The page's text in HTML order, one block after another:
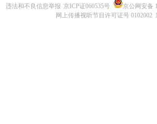
违法和不良信息举报 京ICP证060535号
京公网安备
网上传播视听节目许可证号 0102002